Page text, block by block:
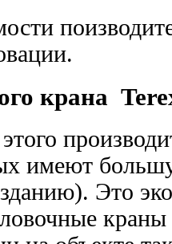
крана
имеют
Это